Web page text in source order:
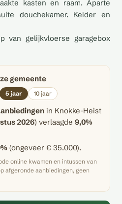
kasten en raam. Aparte
douchekamer. Kelder en
van gelijkvloerse garagebox
gemeente
5 jaar 10 jaar
in Knokke-Heist
2026) verlaagde 9,0%
(ongeveer € 35.000).
online kwamen en intussen van
afgeronde aanbiedingen, geen